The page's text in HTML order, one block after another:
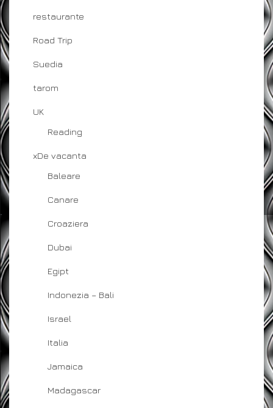
restaurante
Road Trip
Suedia
tarom
UK
Reading
xDe vacanta
Baleare
Canare
Croaziera
Dubai
Egipt
Indonezia – Bali
Israel
Italia
Jamaica
Madagascar